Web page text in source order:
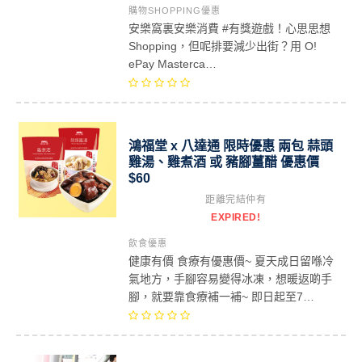
購物SHOPPING優惠
安樂窩裏安樂消費 #有獎遊戲！心思思想
Shopping，但呢排要減少出街？用 O!
ePay Masterca…
鴻福堂 x 八達通 限時優惠 兩包 蒜頭
雞湯、雞煮酒 或 豬腳薑醋 優惠價
$60
距離完結仲有
EXPIRED!
飲食優惠
健康有價 食療有優惠價~ 夏天成日留喺冷
氣地方，手腳容易變得冰凍，想暖返啲手
腳，就要靠食療補一補~ 即日起至7…